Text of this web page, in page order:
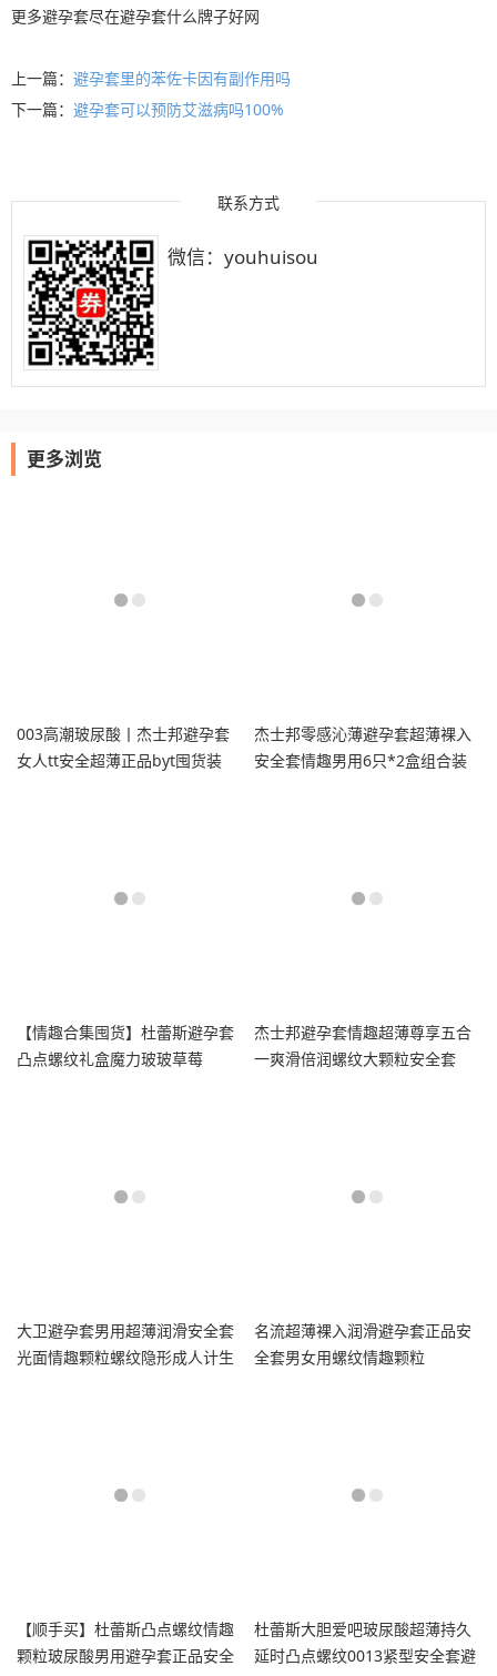
更多避孕套尽在避孕套什么牌子好网
上一篇： 避孕套里的苯佐卡因有副作用吗
下一篇： 避孕套可以预防艾滋病吗100%
联系方式
微信：youhuisou
更多浏览
003高潮玻尿酸丨杰士邦避孕套
女人tt安全超薄正品byt囤货装
杰士邦零感沁薄避孕套超薄裸入
安全套情趣男用6只*2盒组合装
【情趣合集囤货】杜蕾斯避孕套
凸点螺纹礼盒魔力玻玻草莓
杰士邦避孕套情趣超薄尊享五合
一爽滑倍润螺纹大颗粒安全套
大卫避孕套男用超薄润滑安全套
光面情趣颗粒螺纹隐形成人计生
名流超薄裸入润滑避孕套正品安
全套男女用螺纹情趣颗粒
【顺手买】杜蕾斯凸点螺纹情趣
颗粒玻尿酸男用避孕套正品安全
杜蕾斯大胆爱吧玻尿酸超薄持久
延时凸点螺纹0013紧型安全套避